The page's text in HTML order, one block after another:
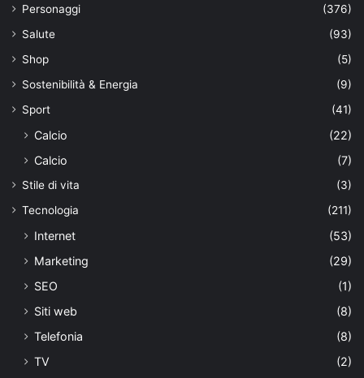
Personaggi
(376)
Salute
(93)
Shop
(5)
Sostenibilità & Energia
(9)
Sport
(41)
Calcio
(22)
Calcio
(7)
Stile di vita
(3)
Tecnologia
(211)
Internet
(53)
Marketing
(29)
SEO
(1)
Siti web
(8)
Telefonia
(8)
TV
(2)